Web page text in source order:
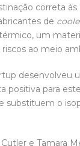
correta às
de
um
ao meio
desenvolveu
positiva para
substituem o
e Tamara